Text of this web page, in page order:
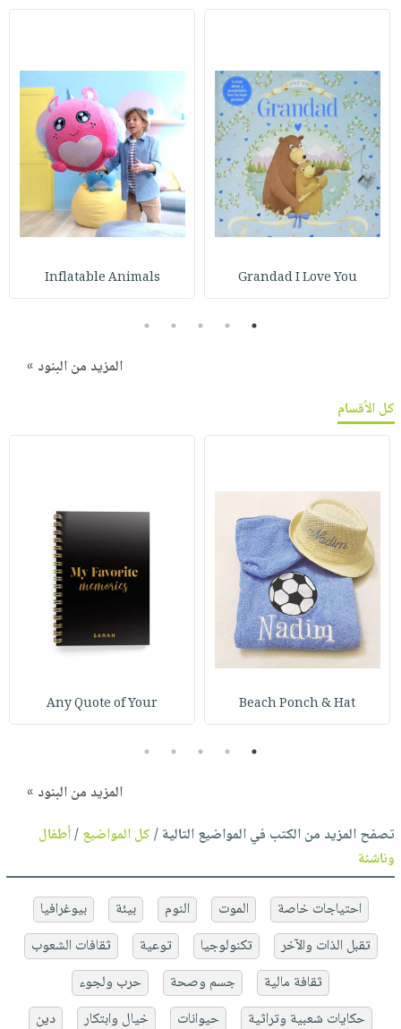
Grandad I Love You
Inflatable Animals
1
2
3
4
5
المزيد من البنود »
كل الأقسام
Beach Ponch & Hat
Any Quote of Your
1
2
3
4
5
المزيد من البنود »
تصفح المزيد من الكتب في المواضيع التالية /كل المواضيع/أطفال
وناشئة
احتياجات خاصة الموت النوم بيئة
بيوغرافيا
تقبل الذات والآخر
تكنولوجيا توعية
ثقافات الشعوب
ثقافة مالية
جسم وصحة
حرب ولجوء
حكايات شعبية وتراثية
حيوانات خيال وابتكار
دين